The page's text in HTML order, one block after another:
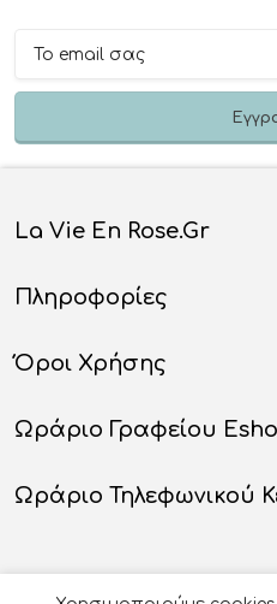
La Vie En Rose.gr
Πληροφορίες
Όροι Χρήσης
Ωράριο Γραφείου
Ωράριο Τηλεφωνικού